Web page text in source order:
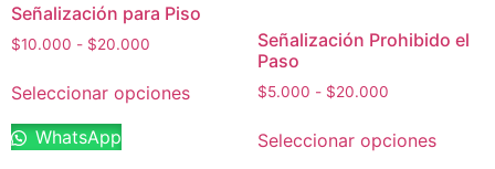
Señalización para Piso
$10.000 - $20.000
Seleccionar opciones
WhatsApp
Señalización Prohibido el
Paso
$5.000 - $20.000
Seleccionar opciones